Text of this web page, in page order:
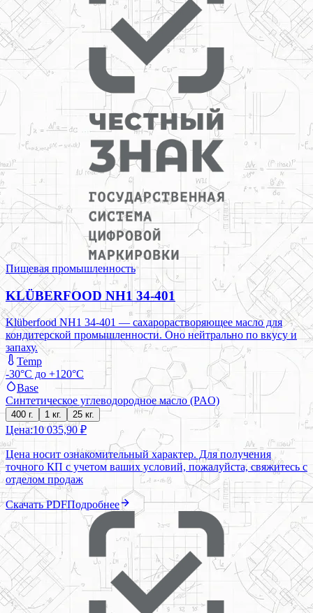
Пищевая промышленность
KLÜBERFOOD NH1 34-401
Klüberfood NH1 34-401 — сахарорастворяющее масло для
кондитерской промышленности. Оно нейтрально по вкусу и
запаху.
Temp
-30°C до +120°C
Base
Синтетическое углеводородное масло (PAO)
400 г. 1 кг. 25 кг.
Цена:10 035,90 ₽
Цена носит ознакомительный характер. Для получения
точного КП с учетом ваших условий, пожалуйста, свяжитесь с
отделом продаж
Скачать PDFПодробнее